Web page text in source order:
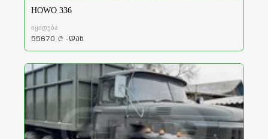
HOWO 336
იყიდება
55670 a -დან